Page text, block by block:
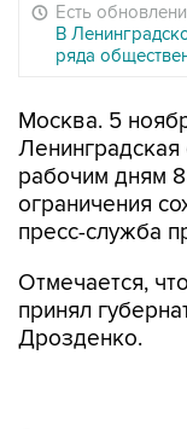
Есть
В
ряда
Москва. 5
рабочим дням
ограничения
пресс-служба
Отмечается,
принял
Дрозденко.